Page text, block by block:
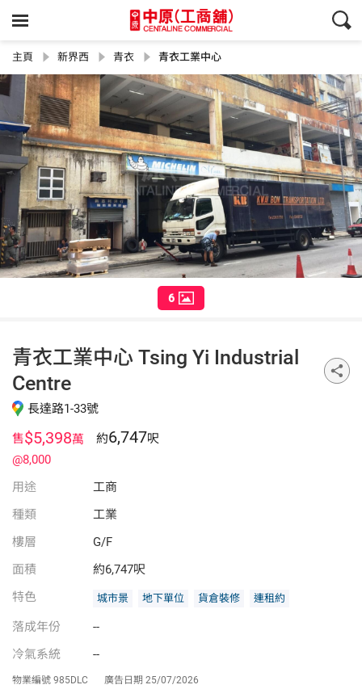
主頁 新界西 青衣 青衣工業中心
6
青衣工業中心 Tsing Yi Industrial
Centre
長達路1-33號
售$5,398萬
@8,000
約6,747呎
用途
工商
種類
工業
樓層
G/F
面積
約6,747呎
特色
城市景 地下單位 貨倉裝修 連租約
落成年份
--
冷氣系統
--
物業編號 985DLC 廣告日期 25/07/2026